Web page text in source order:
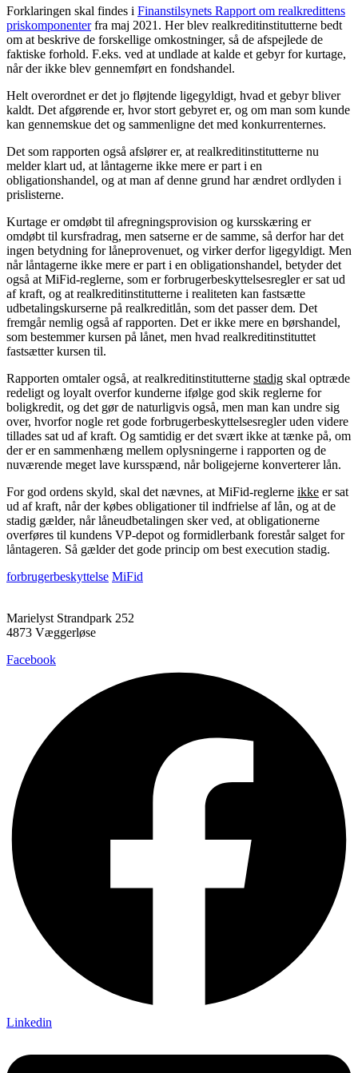
Forklaringen skal findes i Finanstilsynets Rapport om realkredittens
priskomponenterfra maj 2021. Her blev realkreditinstitutterne bedt
om at beskrive de forskellige omkostninger, så de afspejlede de
faktiske forhold. F.eks. ved at undlade at kalde et gebyr for kurtage,
når der ikke blev gennemført en fondshandel.
Helt overordnet er det jo fløjtende ligegyldigt, hvad et gebyr bliver
kaldt. Det afgørende er, hvor stort gebyret er, og om man som kunde
kan gennemskue det og sammenligne det med konkurrenternes.
Det som rapporten også afslører er, at realkreditinstitutterne nu
melder klart ud, at låntagerne ikke mere er part i en
obligationshandel, og at man af denne grund har ændret ordlyden i
prislisterne.
Kurtage er omdøbt til afregningsprovision og kursskæring er
omdøbt til kursfradrag, men satserne er de samme, så derfor har det
ingen betydning for låneprovenuet, og virker derfor ligegyldigt. Men
når låntagerne ikke mere er part i en obligationshandel, betyder det
også at MiFid-reglerne, som er forbrugerbeskyttelsesregler er sat ud
af kraft, og at realkreditinstitutterne i realiteten kan fastsætte
udbetalingskurserne på realkreditlån, som det passer dem. Det
fremgår nemlig også af rapporten. Det er ikke mere en børshandel,
som bestemmer kursen på lånet, men hvad realkreditinstituttet
fastsætter kursen til.
Rapporten omtaler også, at realkreditinstitutterne stadig skal optræde
redeligt og loyalt overfor kunderne ifølge god skik reglerne for
boligkredit, og det gør de naturligvis også, men man kan undre sig
over, hvorfor nogle ret gode forbrugerbeskyttelsesregler uden videre
tillades sat ud af kraft. Og samtidig er det svært ikke at tænke på, om
der er en sammenhæng mellem oplysningerne i rapporten og de
nuværende meget lave kursspænd, når boligejerne konverterer lån.
For god ordens skyld, skal det nævnes, at MiFid-reglerne ikke er sat
ud af kraft, når der købes obligationer til indfrielse af lån, og at de
stadig gælder, når låneudbetalingen sker ved, at obligationerne
overføres til kundens VP-depot og formidlerbank forestår salget for
låntageren. Så gælder det gode princip om best execution stadig.
forbrugerbeskyttelse MiFid
Marielyst Strandpark 252
4873 Væggerløse
Facebook
Linkedin